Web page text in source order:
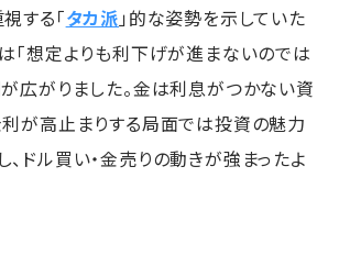
する「タカ派 」的な姿勢を示していた
「想定よりも利下げが進まないのでは
広がりました。金は利息がつかない資
が高止まりする局面では投資の魅力
ドル買い・金売りの動きが強まったよ